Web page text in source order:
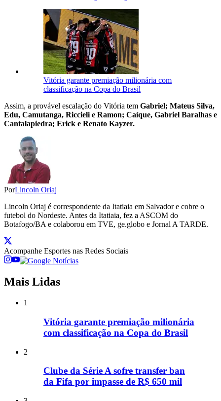
Vitória garante premiação milionária com
classificação na Copa do Brasil
Assim, a provável escalação do Vitória tem Gabriel; Mateus Silva,
Edu, Camutanga, Riccieli e Ramon; Caíque, Gabriel Baralhas e
Cantalapiedra; Erick e Renato Kayzer.
PorLincoln Oriaj
Lincoln Oriaj é correspondente da Itatiaia em Salvador e cobre o
futebol do Nordeste. Antes da Itatiaia, fez a ASCOM do
Botafogo/BA e colaborou em TVE, ge.globo e Jornal A TARDE.
Acompanhe Esportes nas Redes Sociais
Mais Lidas
1
Vitória garante premiação milionária
com classificação na Copa do Brasil
2
Clube da Série A sofre transfer ban
da Fifa por impasse de R$ 650 mil